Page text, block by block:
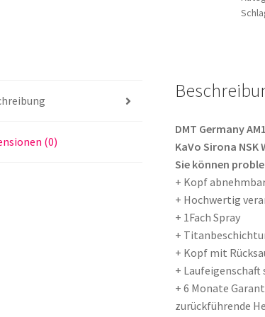
Licht
NSK
Bien
Air
(0)
DMT Germany
KaVo Sirona NSK
Sie können
+ Kopf
+ Hochwertig
+ 1Fach Spray
+
+ Kopf mit
+ Laufeigenschaft
+ 6 Monate
zurückführende